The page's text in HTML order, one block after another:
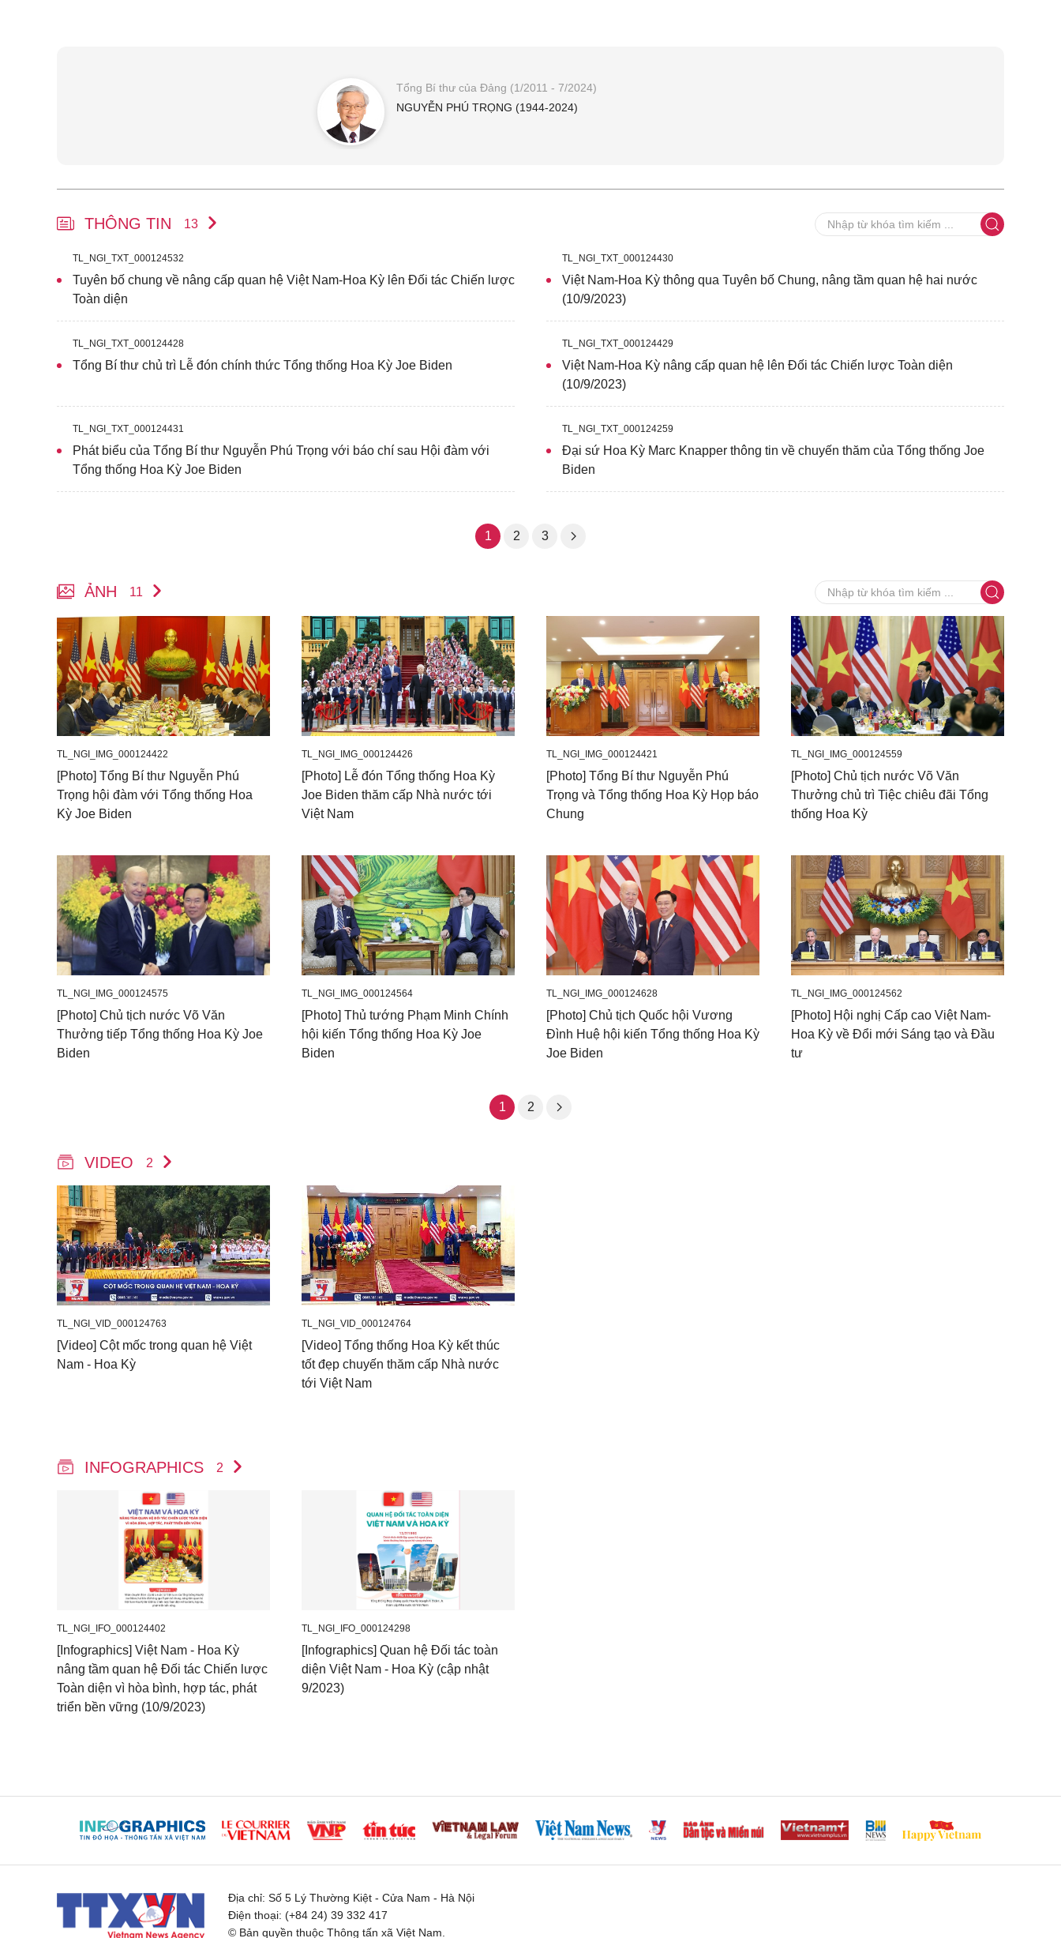
Tổng Bí thư của Đảng (1/2011 - 7/2024)
NGUYỄN PHÚ TRỌNG (1944-2024)
THÔNG TIN 13
TL_NGI_TXT_000124532
Tuyên bố chung về nâng cấp quan hệ Việt Nam-Hoa Kỳ lên Đối tác Chiến lược
Toàn diện
TL_NGI_TXT_000124430
Việt Nam-Hoa Kỳ thông qua Tuyên bố Chung, nâng tầm quan hệ hai nước
(10/9/2023)
TL_NGI_TXT_000124428
Tổng Bí thư chủ trì Lễ đón chính thức Tổng thống Hoa Kỳ Joe Biden
TL_NGI_TXT_000124429
Việt Nam-Hoa Kỳ nâng cấp quan hệ lên Đối tác Chiến lược Toàn diện
(10/9/2023)
TL_NGI_TXT_000124431
Phát biểu của Tổng Bí thư Nguyễn Phú Trọng với báo chí sau Hội đàm với
Tổng thống Hoa Kỳ Joe Biden
TL_NGI_TXT_000124259
Đại sứ Hoa Kỳ Marc Knapper thông tin về chuyến thăm của Tổng thống Joe
Biden
1 2 3
ẢNH 11
TL_NGI_IMG_000124422
[Photo] Tổng Bí thư Nguyễn Phú
Trọng hội đàm với Tổng thống Hoa
Kỳ Joe Biden
TL_NGI_IMG_000124426
[Photo] Lễ đón Tổng thống Hoa Kỳ
Joe Biden thăm cấp Nhà nước tới
Việt Nam
TL_NGI_IMG_000124421
[Photo] Tổng Bí thư Nguyễn Phú
Trọng và Tổng thống Hoa Kỳ Họp báo
Chung
TL_NGI_IMG_000124559
[Photo] Chủ tịch nước Võ Văn
Thưởng chủ trì Tiệc chiêu đãi Tổng
thống Hoa Kỳ
TL_NGI_IMG_000124575
[Photo] Chủ tịch nước Võ Văn
Thưởng tiếp Tổng thống Hoa Kỳ Joe
Biden
TL_NGI_IMG_000124564
[Photo] Thủ tướng Phạm Minh Chính
hội kiến Tổng thống Hoa Kỳ Joe
Biden
TL_NGI_IMG_000124628
[Photo] Chủ tịch Quốc hội Vương
Đình Huệ hội kiến Tổng thống Hoa Kỳ
Joe Biden
TL_NGI_IMG_000124562
[Photo] Hội nghị Cấp cao Việt Nam-
Hoa Kỳ về Đổi mới Sáng tạo và Đầu
tư
1 2
VIDEO 2
TL_NGI_VID_000124763
[Video] Cột mốc trong quan hệ Việt
Nam - Hoa Kỳ
TL_NGI_VID_000124764
[Video] Tổng thống Hoa Kỳ kết thúc
tốt đẹp chuyến thăm cấp Nhà nước
tới Việt Nam
INFOGRAPHICS 2
TL_NGI_IFO_000124402
[Infographics] Việt Nam - Hoa Kỳ
nâng tầm quan hệ Đối tác Chiến lược
Toàn diện vì hòa bình, hợp tác, phát
triển bền vững (10/9/2023)
TL_NGI_IFO_000124298
[Infographics] Quan hệ Đối tác toàn
diện Việt Nam - Hoa Kỳ (cập nhật
9/2023)
Địa chỉ: Số 5 Lý Thường Kiệt - Cửa Nam - Hà Nội
Điện thoại: (+84 24) 39 332 417
© Bản quyền thuộc Thông tấn xã Việt Nam.